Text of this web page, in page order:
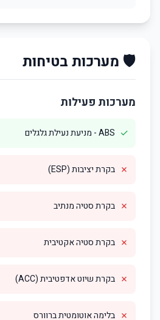
🛡️ מערכות בטיחות
מערכות פעילות
✓ ABS - מניעת נעילת גלגלים
✗ בקרת יציבות (ESP)
✗ בקרת סטיה מנתיב
✗ בקרת סטיה אקטיבית
✗ בקרת שיוט אדפטיבית (ACC)
✗ בלימה אוטומטית ברוורס